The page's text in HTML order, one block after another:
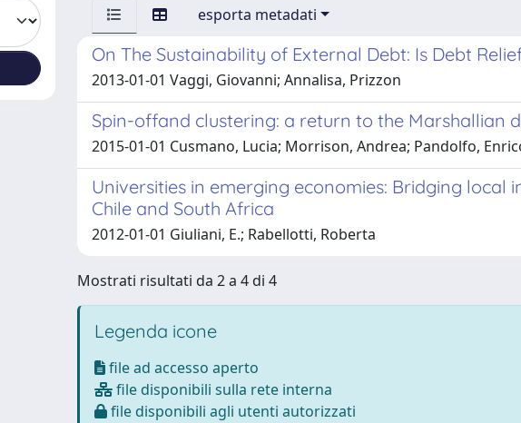
esporta metadati
On The Sustainability of External Debt: Is Debt
2013-01-01 Vaggi, Giovanni; Annalisa, Prizzon
Spin-offand clustering: a return to the Marshallian
2015-01-01 Cusmano, Lucia; Morrison, Andrea; Pandolfo,
Universities in emerging economies: Bridging
Chile and South Africa
2012-01-01 Giuliani, E.; Rabellotti, Roberta
Mostrati risultati da 2 a 4 di 4
Legenda icone
file ad accesso aperto
file disponibili sulla rete interna
file disponibili agli utenti autorizzati